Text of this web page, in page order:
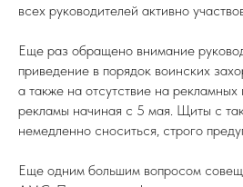
всех руководителей активно
Еще раз обращено внимание
приведение в порядок воинских
а также на отсутствие на
рекламы начиная с 5 мая. Щиты с
немедленно сноситься, строго
Еще одним большим вопросом